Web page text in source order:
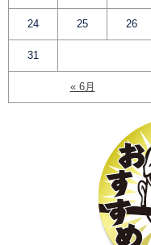
« 6月
24 25 26
31